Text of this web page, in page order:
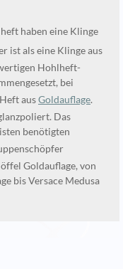
haben eine Klinge
ist als eine Klinge aus
Hohlheft-
bei
ausGoldauflage.
Das
benötigten
Goldauflage, von
bis Versace Medusa